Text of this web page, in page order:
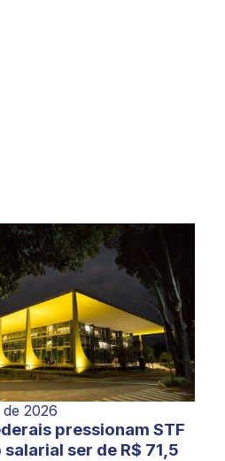
de 2026
pressionam STF
ser de R$ 71,5